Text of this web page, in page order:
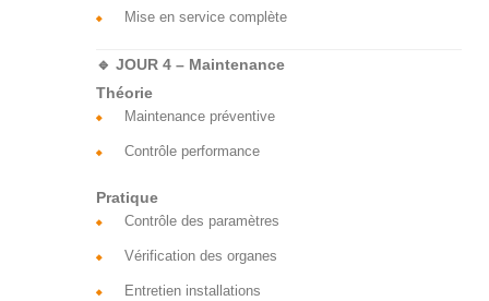
Mise en service complète
🔹 JOUR 4 – Maintenance
Théorie
Maintenance préventive
Contrôle performance
Pratique
Contrôle des paramètres
Vérification des organes
Entretien installations